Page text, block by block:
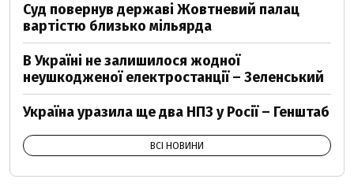
Суд повернув державі Жовтневий палац
вартістю близько мільярда
В Україні не залишилося жодної
неушкодженої електростанції – Зеленський
Україна уразила ще два НПЗ у Росії – Генштаб
ВСІ НОВИНИ